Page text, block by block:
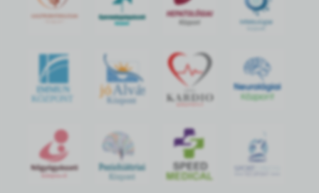
IMMUN
KÖZPONT
jó Alvás
Központ